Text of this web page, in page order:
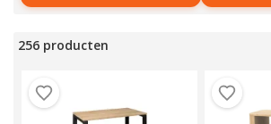
256 producten